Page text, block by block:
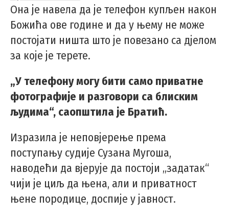
Она је навела да је телефон купљен након
Божића ове године и да у њему не може
постојати ништа што је повезано са дјелом
за које је терете.
„У телефону могу бити само приватне
фотографије и разговори са блиским
људима“, саопштила је Братић.
Изразила је неповјерење према
поступању судије Сузана Мугоша,
наводећи да вјерује да постоји „задатак“
чији је циљ да њена, али и приватност
њене породице, доспије у јавност.